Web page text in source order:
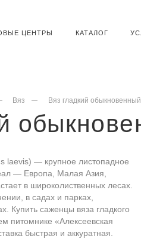
ЦЕНТРЫ КАТАЛОГ
Вяз Вяз гладкий обыкновенный
laevis) — крупное листопадное
— Европа, Малая Азия,
в широколиственных лесах.
в садах и парках,
Купить саженцы вяза гладкого
питомнике «Алексеевская
быстрая и аккуратная.